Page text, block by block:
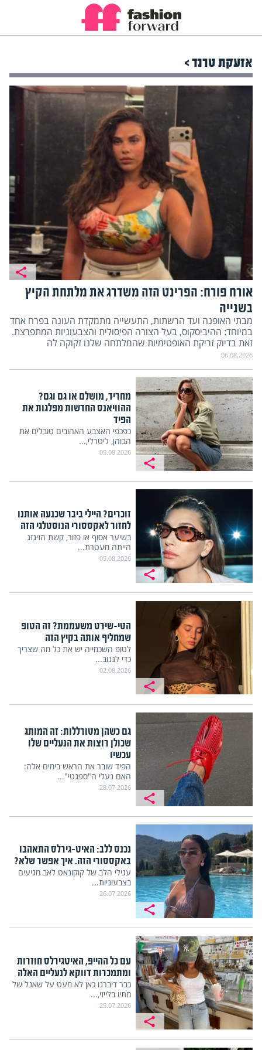
אזעקת טרנד >
אורח פורח: הפרינט הזה משדרג את מלתחת הקיץ
בשנייה
מבתי האופנה ועד הרשתות, התעשייה מתמקדת העונה בפרח אחד
במיוחד: ההיביסקוס, בעל הצורה הפיסולית והצבעוניות המתפרצת.
זאת בדיוק זריקת האופטימיות שהמלתחה שלנו זקוקה לה
06.08.2026
מחריד, מושלם או גם וגם?
ההוויאנס החדשות מפלגות את
הפיד
כפכפי האצבע האהובים טובלים את
הבוהן, ליטרלי,...
05.08.2026
זוכרים? היילי ביבר שכנעה אותנו
לחזור לאקססורי הנוסטלגי הזה
בשיער אסוף או פזור, קשת הזיגזג
הייתה מעטרת...
05.08.2026
הטי-שירט משעממת? זה הטופ
שמחליף אותה בקיץ הזה
לטופ השכמייה יש את כל מה שצריך
כדי לגנוב...
02.08.2026
גם כשהן מטורללות: זה המותג
שכולן רוצות את הנעליים שלו
עכשיו
הפיד שובר את הראש בימים אלה:
האם נעלי ה"ספגטי"...
28.07.2026
נכנס ללב: האיט-גירלס התאהבו
באקססורי הזה. איך אפשר שלא?
עגילי הלב של קוקונאט לאב מגיעים
בצבעוניות...
26.07.2026
עם כל ההייפ, האיטגירלס חוזרות
ומתמכרות דווקא לנעליים האלה
כבר דיברנו כאן לא מעט על שאנל של
מתיו בלייזי,...
25.07.2026